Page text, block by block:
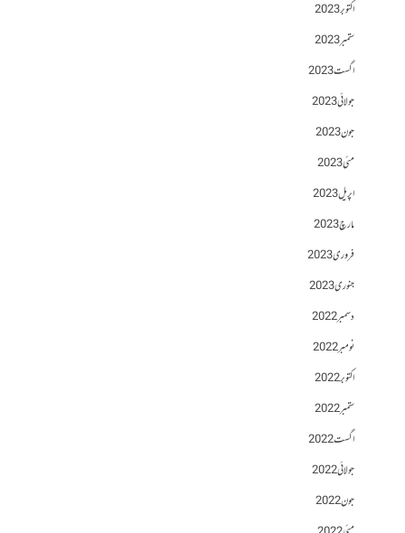
اکتوبر 2023
ستمبر 2023
اگست 2023
جولائی 2023
جون 2023
مئی 2023
اپریل 2023
مارچ 2023
فروری 2023
جنوری 2023
دسمبر 2022
نومبر 2022
اکتوبر 2022
ستمبر 2022
اگست 2022
جولائی 2022
جون 2022